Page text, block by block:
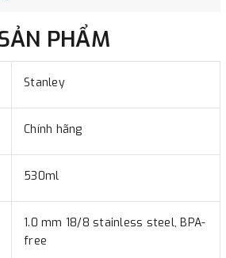
SẢN PHẨM
Stanley
Chính hãng
530ml
1.0 mm 18/8 stainless steel, BPA-
free